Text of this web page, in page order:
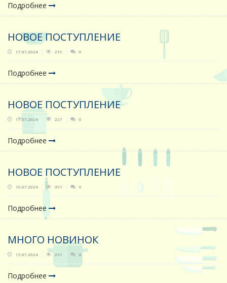
Подробнее
НОВОЕ ПОСТУПЛЕНИЕ
17.07.2024 219 0
Подробнее
НОВОЕ ПОСТУПЛЕНИЕ
17.07.2024 227 0
Подробнее
НОВОЕ ПОСТУПЛЕНИЕ
16.07.2024 397 0
Подробнее
МНОГО НОВИНОК
15.07.2024 231 0
Подробнее